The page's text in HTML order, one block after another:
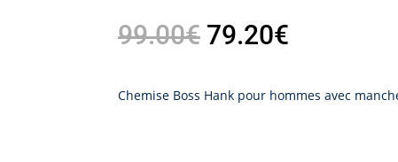
99.00€ 79.20€
Chemise Boss Hank pour hommes avec